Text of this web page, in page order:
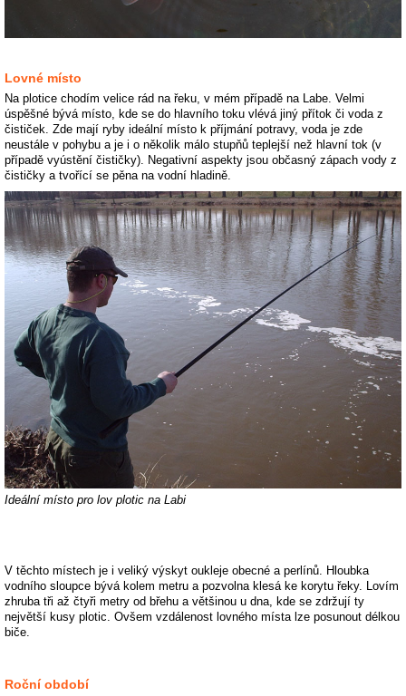
Lovné místo
Na plotice chodím velice rád na řeku, v mém případě na Labe. Velmi
úspěšné bývá místo, kde se do hlavního toku vlévá jiný přítok či voda z
čističek. Zde mají ryby ideální místo k příjmání potravy, voda je zde
neustále v pohybu a je i o několik málo stupňů teplejší než hlavní tok (v
případě vyústění čističky). Negativní aspekty jsou občasný zápach vody z
čističky a tvořící se pěna na vodní hladině.
Ideální místo pro lov plotic na Labi
V těchto místech je i veliký výskyt oukleje obecné a perlínů. Hloubka
vodního sloupce bývá kolem metru a pozvolna klesá ke korytu řeky. Lovím
zhruba tři až čtyři metry od břehu a většinou u dna, kde se zdržují ty
největší kusy plotic. Ovšem vzdálenost lovného místa lze posunout délkou
biče.
Roční období